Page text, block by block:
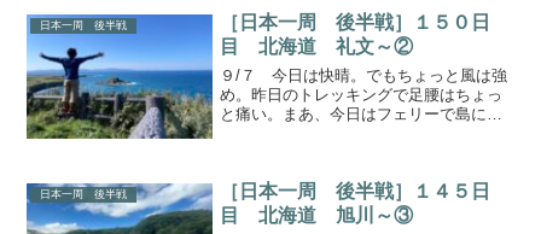
日本一周 後半戦
［日本一周 後半戦］１５０日
目 北海道 礼文～②
９/７ 今日は快晴。でもちょっと風は強
め。昨日のトレッキングで足腰はちょっ
と痛い。まあ、今日はフェリーで島に渡
す島はあの利尻島。フェリ...
日本一周 後半戦
［日本一周 後半戦］１４５日
目 北海道 旭川～③